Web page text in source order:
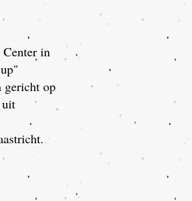
in
gericht op
uit